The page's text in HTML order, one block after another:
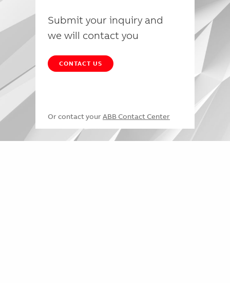
Submit your inquiry and
we will contact you
CONTACT US
Or contact your ABB Contact Center